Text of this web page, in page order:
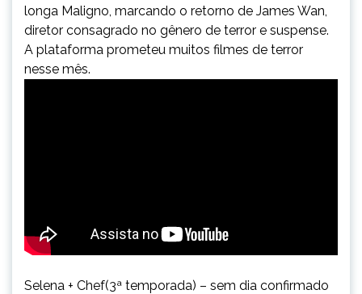
longa Maligno, marcando o retorno de James Wan,
diretor consagrado no gênero de terror e suspense.
A plataforma prometeu muitos filmes de terror
nesse mês.
Selena + Chef(3ª temporada) – sem dia confirmado